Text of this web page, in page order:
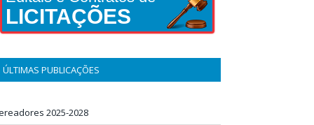
LICITAÇÕES
ÚLTIMAS PUBLICAÇÕES
2025-2028